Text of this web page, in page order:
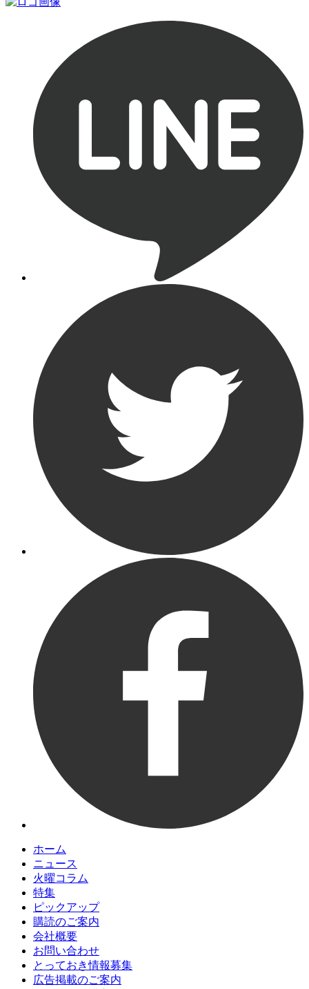
ホーム
ニュース
火曜コラム
特集
ピックアップ
購読のご案内
会社概要
お問い合わせ
とっておき情報募集
広告掲載のご案内